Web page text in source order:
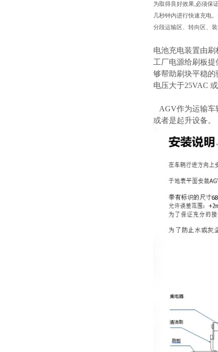
为取得良好效果,必须保
几秒钟内进行快速充电
分段运输区、转向区、
电池充电装置由
工厂电源给刷板
够帮助刷块平稳
电压大于25VAC
AGV作为运输车
或者是起升设备。